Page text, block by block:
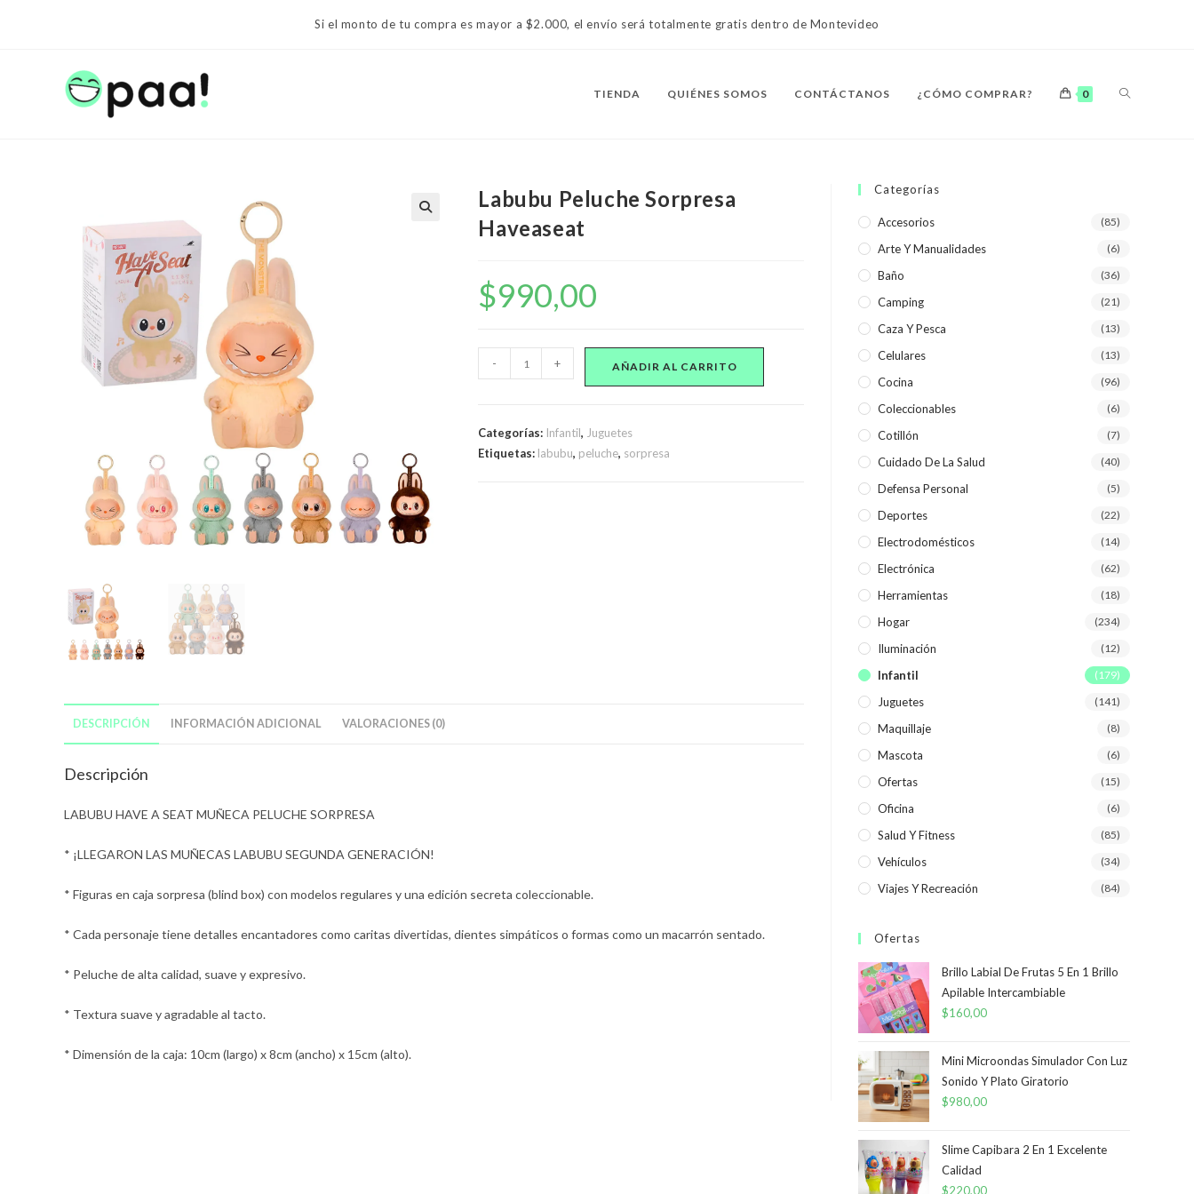
Si el monto de tu compra es mayor a $2.000, el envío será totalmente gratis dentro de Montevideo
TIENDA QUIÉNES SOMOS CONTÁCTANOS ¿CÓMO COMPRAR? 0 ALTERNAR
DE
LA
Labubu Peluche Sorpresa
Haveaseat
$990,00
Peluche
cantidad
- + AÑADIR AL CARRITO
Categorías: Infantil, Juguetes
Etiquetas: labubu, peluche, sorpresa
DESCRIPCIÓN INFORMACIÓN ADICIONAL VALORACIONES (0)
Descripción
LABUBU HAVE A SEAT MUÑECA PELUCHE SORPRESA
* ¡LLEGARON LAS MUÑECAS LABUBU SEGUNDA GENERACIÓN!
* Figuras en caja sorpresa (blind box) con modelos regulares y una edición secreta coleccionable.
* Cada personaje tiene detalles encantadores como caritas divertidas, dientes simpáticos o formas como un macarrón sentado.
* Peluche de alta calidad, suave y expresivo.
* Textura suave y agradable al tacto.
* Dimensión de la caja: 10cm (largo) x 8cm (ancho) x 15cm (alto).
Categorías
Accesorios (85)
Arte Y Manualidades (6)
Baño (36)
Camping (21)
Caza Y Pesca (13)
Celulares (13)
Cocina (96)
Coleccionables (6)
Cotillón (7)
Cuidado De La Salud (40)
Defensa Personal (5)
Deportes (22)
Electrodomésticos (14)
Electrónica (62)
Herramientas (18)
Hogar (234)
Iluminación (12)
Infantil (179)
Juguetes (141)
Maquillaje (8)
Mascota (6)
Ofertas (15)
Oficina (6)
Salud Y Fitness (85)
Vehículos (34)
Viajes Y Recreación (84)
Ofertas
Brillo Labial De Frutas 5 En 1 Brillo
Apilable Intercambiable
$160,00
Mini Microondas Simulador Con Luz
Sonido Y Plato Giratorio
$980,00
Slime Capibara 2 En 1 Excelente
Calidad
$220,00